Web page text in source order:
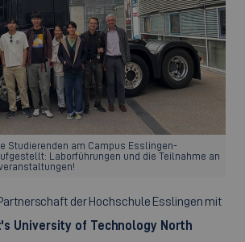
Studierenden am Campus Esslingen-
Laborführungen und die Teilnahme an
der Hochschule Esslingen mit
University of Technology North